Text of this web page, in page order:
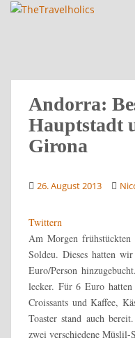
Andorra:
Hauptstadt
Girona
26. August 2013
Twittern
Am Morgen
Soldeu. Dieses hatten
Euro/Person
lecker. Für 6 Euro
Croissants und Kaffee,
Toaster stand auch
zwei verschiedene Müslil-